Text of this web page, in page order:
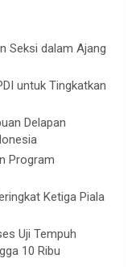
Seksi dalam Ajang
untuk Tingkatkan
Delapan
Program
Ketiga Piala
Uji Tempuh
10 Ribu